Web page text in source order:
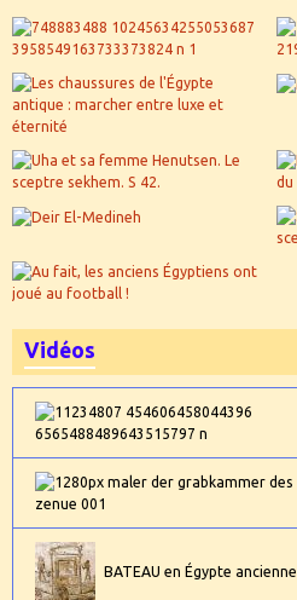
Vidéos
BATEAU en Égypte ancienne